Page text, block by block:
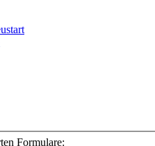
Formulare: